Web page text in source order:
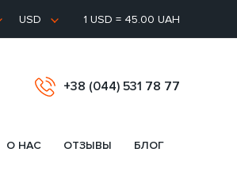
USD 1 USD = 45.00 UAH
+38 (044) 531 78 77
О НАС ОТЗЫВЫ БЛОГ